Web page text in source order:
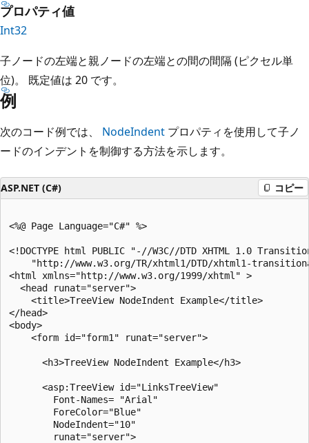
プロパティ値
Int32
子ノードの左端と親ノードの左端との間の間隔 (ピクセル単
位)。 既定値は 20 です。
例
次のコード例では、 NodeIndent プロパティを使用して子ノ
ードのインデントを制御する方法を示します。
ASP.NET (C#) コピー
<%@ Page Language="C#" %>
<!DOCTYPE html PUBLIC "-//W3C//DTD XHTML 1.0
"http://www.w3.org/TR/xhtml1/DTD/xhtml1-
<html xmlns="http://www.w3.org/1999/xhtml" >
  <head runat="server">
    <title>TreeView NodeIndent Example</title>
</head>
<body>
    <form id="form1" runat="server">
      <h3>TreeView NodeIndent Example</h3>
      <asp:TreeView id="LinksTreeView"
        Font-Names= "Arial"
        ForeColor="Blue"
        NodeIndent="10"
        runat="server">